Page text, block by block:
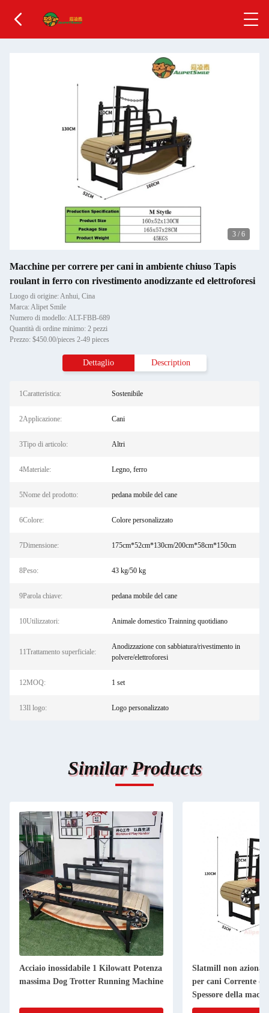
3 / 6
Macchine per correre per cani in ambiente chiuso Tapis
roulant in ferro con rivestimento anodizzante ed elettroforesi
Luogo di origine: Anhui, Cina
Marca: Alipet Smile
Numero di modello: ALT-FBB-689
Quantità di ordine minimo: 2 pezzi
Prezzo: $450.00/pieces 2-49 pieces
Dettaglio Description
1Caratteristica: Sostenibile
2Applicazione: Cani
3Tipo di articolo: Altri
4Materiale: Legno, ferro
5Nome del prodotto: pedana mobile del cane
6Colore: Colore personalizzato
7Dimensione: 175cm*52cm*130cm/200cm*58cm*150cm
8Peso: 43 kg/50 kg
9Parola chiave: pedana mobile del cane
10Utilizzatori: Animale domestico Trainning quotidiano
11Trattamento superficiale:
Anodizzazione con sabbiatura/rivestimento in
polvere/elettroforesi
12MOQ: 1 set
13Il logo: Logo personalizzato
Similar Products
Acciaio inossidabile 1 Kilowatt Potenza
massima Dog Trotter Running Machine
Slatmill non
per cani Corrente
Spessore della